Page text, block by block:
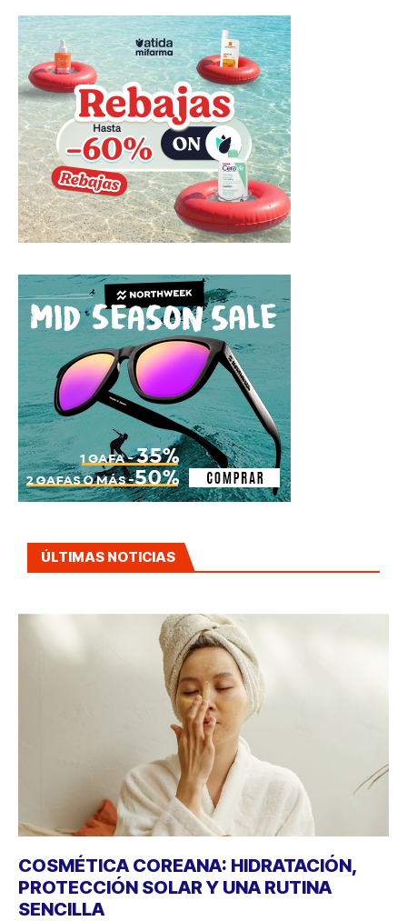
ÚLTIMAS NOTICIAS
COSMÉTICA COREANA: HIDRATACIÓN,
PROTECCIÓN SOLAR Y UNA RUTINA
SENCILLA